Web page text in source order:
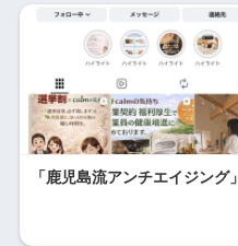
「鹿児島流アンチエイジング」